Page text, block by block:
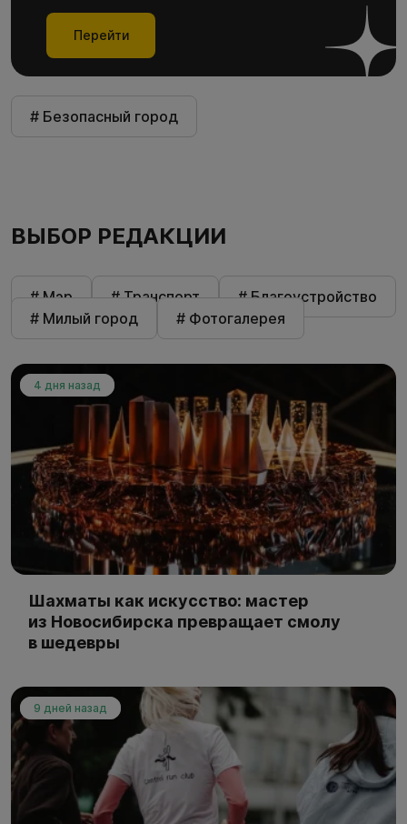
Перейти
# Безопасный город
ВЫБОР РЕДАКЦИИ
# Мэр # Транспорт
# Благоустройство
# Милый город
# Фотогалерея
4 дня назад
Шахматы как искусство: мастер
из Новосибирска превращает смолу
в шедевры
9 дней назад